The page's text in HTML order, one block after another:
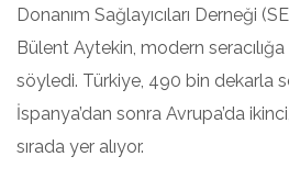
Donanım Sağlayıcıları Derneği
Bülent Aytekin, modern seracılığa
söyledi. Türkiye, 490 bin dekarla
İspanya’dan sonra Avrupa’da
sırada yer alıyor.